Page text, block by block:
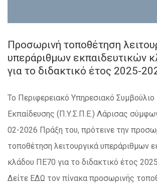
Προσωρινή τοποθέτηση
υπεράριθμων εκπαιδευτικών
για το διδακτικό έτος 2025-
Το Περιφερειακό Υπηρεσιακό
Εκπαίδευσης (Π.Υ.Σ.Π.Ε.) Λάρισας
02-2026 Πράξη του, πρότεινε την
τοποθέτηση λειτουργικά υπεράριθμων
κλάδου ΠΕ70 για το διδακτικό έτος
Δείτε ΕΔΩ τον πίνακα προσωρινής